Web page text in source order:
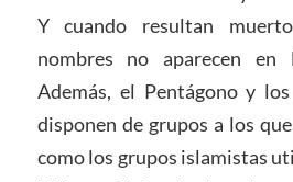
Y cuando resultan
nombres no aparecen
Además, el Pentágono y
disponen de grupos a los
como los grupos islamistas